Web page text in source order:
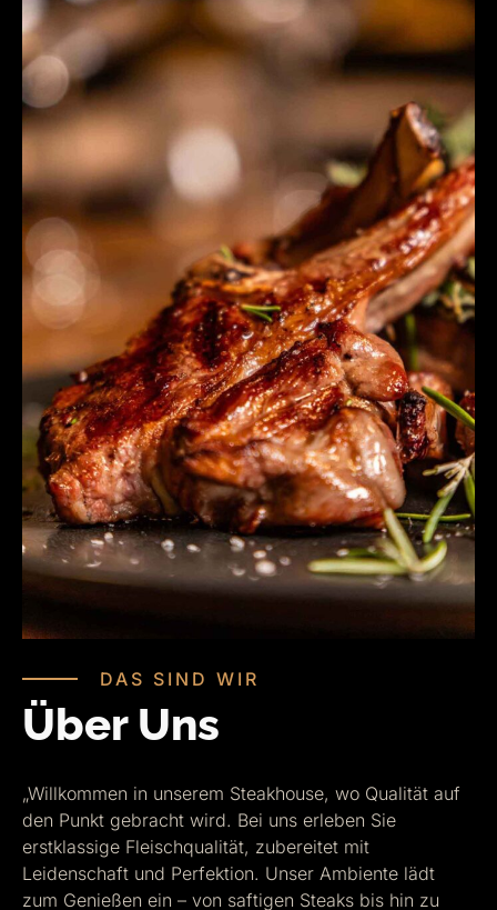
DAS SIND WIR
Über Uns
„Willkommen in unserem Steakhouse, wo Qualität auf
den Punkt gebracht wird. Bei uns erleben Sie
erstklassige Fleischqualität, zubereitet mit
Leidenschaft und Perfektion. Unser Ambiente lädt
zum Genießen ein – von saftigen Steaks bis hin zu